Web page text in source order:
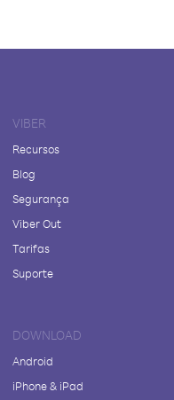
VIBER
Recursos
Blog
Segurança
Viber Out
Tarifas
Suporte
DOWNLOAD
Android
iPhone & iPad